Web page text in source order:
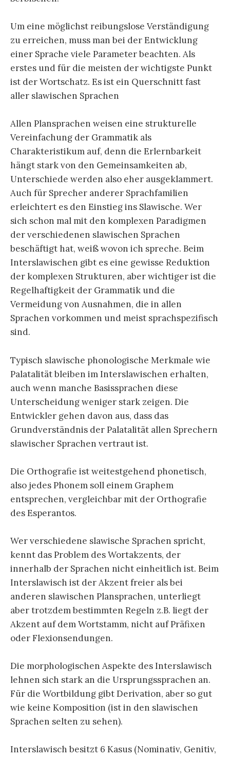
Um eine möglichst reibungslose Verständigung
zu erreichen, muss man bei der Entwicklung
einer Sprache viele Parameter beachten. Als
erstes und für die meisten der wichtigste Punkt
ist der Wortschatz. Es ist ein Querschnitt fast
aller slawischen Sprachen
Allen Plansprachen weisen eine strukturelle
Vereinfachung der Grammatik als
Charakteristikum auf, denn die Erlernbarkeit
hängt stark von den Gemeinsamkeiten ab,
Unterschiede werden also eher ausgeklammert.
Auch für Sprecher anderer Sprachfamilien
erleichtert es den Einstieg ins Slawische. Wer
sich schon mal mit den komplexen Paradigmen
der verschiedenen slawischen Sprachen
beschäftigt hat, weiß wovon ich spreche. Beim
Interslawischen gibt es eine gewisse Reduktion
der komplexen Strukturen, aber wichtiger ist die
Regelhaftigkeit der Grammatik und die
Vermeidung von Ausnahmen, die in allen
Sprachen vorkommen und meist sprachspezifisch
sind.
Typisch slawische phonologische Merkmale wie
Palatalität bleiben im Interslawischen erhalten,
auch wenn manche Basissprachen diese
Unterscheidung weniger stark zeigen. Die
Entwickler gehen davon aus, dass das
Grundverständnis der Palatalität allen Sprechern
slawischer Sprachen vertraut ist.
Die Orthografie ist weitestgehend phonetisch,
also jedes Phonem soll einem Graphem
entsprechen, vergleichbar mit der Orthografie
des Esperantos.
Wer verschiedene slawische Sprachen spricht,
kennt das Problem des Wortakzents, der
innerhalb der Sprachen nicht einheitlich ist. Beim
Interslawisch ist der Akzent freier als bei
anderen slawischen Plansprachen, unterliegt
aber trotzdem bestimmten Regeln z.B. liegt der
Akzent auf dem Wortstamm, nicht auf Präfixen
oder Flexionsendungen.
Die morphologischen Aspekte des Interslawisch
lehnen sich stark an die Ursprungssprachen an.
Für die Wortbildung gibt Derivation, aber so gut
wie keine Komposition (ist in den slawischen
Sprachen selten zu sehen).
Interslawisch besitzt 6 Kasus (Nominativ, Genitiv,